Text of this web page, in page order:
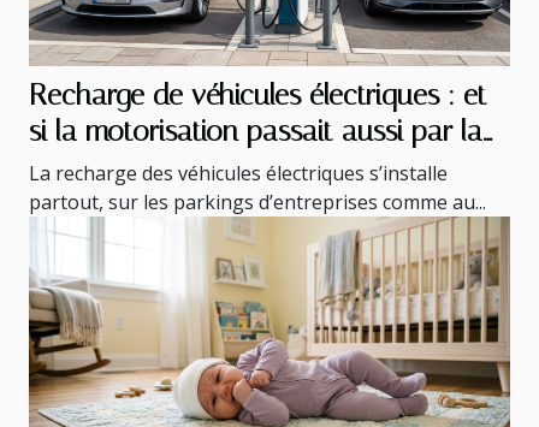
Recharge de véhicules électriques : et
si la motorisation passait aussi par la
sécurité ?
La recharge des véhicules électriques s’installe
partout, sur les parkings d’entreprises comme au...